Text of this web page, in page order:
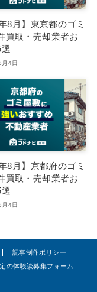
8月】東京都のゴミ
買取・売却業者お
4日
8月】京都府のゴミ
買取・売却業者お
4日
記事制作ポリシー
の体験談募集フォーム